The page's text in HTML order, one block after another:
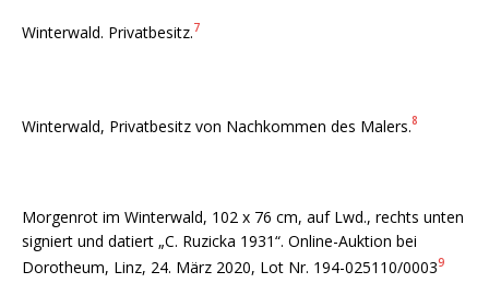
Winterwald. Privatbesitz.7
Winterwald, Privatbesitz von Nachkommen des Malers.8
Morgenrot im Winterwald, 102 x 76 cm, auf Lwd., rechts unten
signiert und datiert „C. Ruzicka 1931“. Online-Auktion bei
Dorotheum, Linz, 24. März 2020, Lot Nr. 194-025110/00039